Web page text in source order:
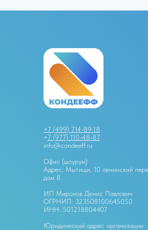
+7 (499) 714-89-18
+7 (977) 110-48-87
info@condeeff.ru
Офис (шоурум)
Адрес: Мытищи, 10 ленинский
дом 8.
ИП Миронов Денис Павлович
ОГРНИП: 323508100645050
ИНН: 501218804407
Юридический адрес организации